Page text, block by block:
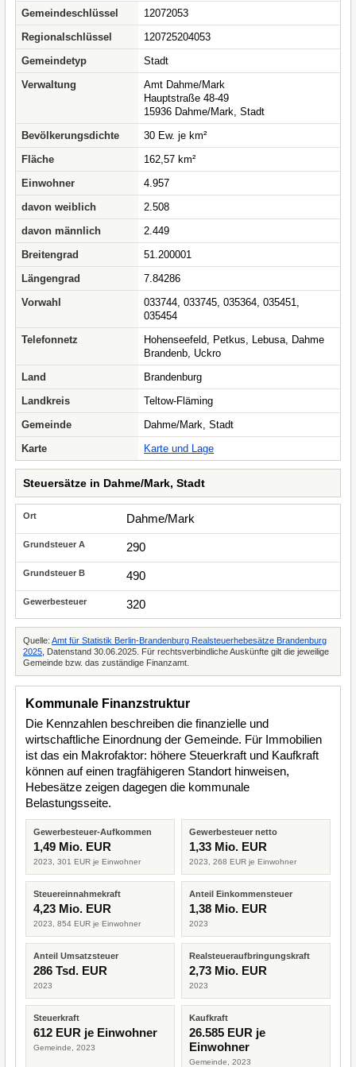
Gemeindeschlüssel
12072053
Regionalschlüssel
120725204053
Gemeindetyp
Stadt
Verwaltung
Amt Dahme/Mark
Hauptstraße 48-49
15936 Dahme/Mark, Stadt
Bevölkerungsdichte
30 Ew. je km²
Fläche
162,57 km²
Einwohner
4.957
davon weiblich
2.508
davon männlich
2.449
Breitengrad
51.200001
Längengrad
7.84286
Vorwahl
033744, 033745, 035364, 035451,
035454
Telefonnetz
Hohenseefeld, Petkus, Lebusa, Dahme
Brandenb, Uckro
Land
Brandenburg
Landkreis
Teltow-Fläming
Gemeinde
Dahme/Mark, Stadt
Karte
Karte und Lage
Steuersätze in Dahme/Mark, Stadt
Dahme/Mark
290
490
320
Quelle: Amt für Statistik Berlin-Brandenburg Realsteuerhebesätze Brandenburg
2025 , Datenstand 30.06.2025. Für rechtsverbindliche Auskünfte gilt die jeweilige
Gemeinde bzw. das zuständige Finanzamt.
Kommunale Finanzstruktur
Die Kennzahlen beschreiben die finanzielle und
wirtschaftliche Einordnung der Gemeinde. Für Immobilien
ist das ein Makrofaktor: höhere Steuerkraft und Kaufkraft
können auf einen tragfähigeren Standort hinweisen,
Hebesätze zeigen dagegen die kommunale
Belastungsseite.
Gewerbesteuer-Aufkommen
1,49 Mio. EUR
2023, 301 EUR je Einwohner
Gewerbesteuer netto
1,33 Mio. EUR
2023, 268 EUR je Einwohner
Steuereinnahmekraft
4,23 Mio. EUR
2023, 854 EUR je Einwohner
Anteil Einkommensteuer
1,38 Mio. EUR
2023
Anteil Umsatzsteuer
286 Tsd. EUR
2023
Realsteueraufbringungskraft
2,73 Mio. EUR
2023
Steuerkraft
612 EUR je Einwohner
Gemeinde, 2023
Kaufkraft
26.585 EUR je
Einwohner
Gemeinde, 2023